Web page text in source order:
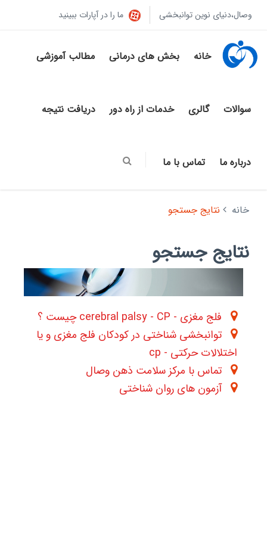
وصال،دنیای نوین توانبخشی ما را در آپارات ببینید
خانه بخش های درمانی مطالب آموزشی
سوالات گالری خدمات از راه دور دریافت نتیجه
درباره ما تماس با ما
خانه نتایج جستجو
نتایج جستجو
فلج مغزی - cerebral palsy - CP چیست ؟
توانبخشی شناختی در کودکان فلج مغزی و یا
اختلالات حرکتی - cp
تماس با مرکز سلامت ذهن وصال
آزمون های روان شناختی